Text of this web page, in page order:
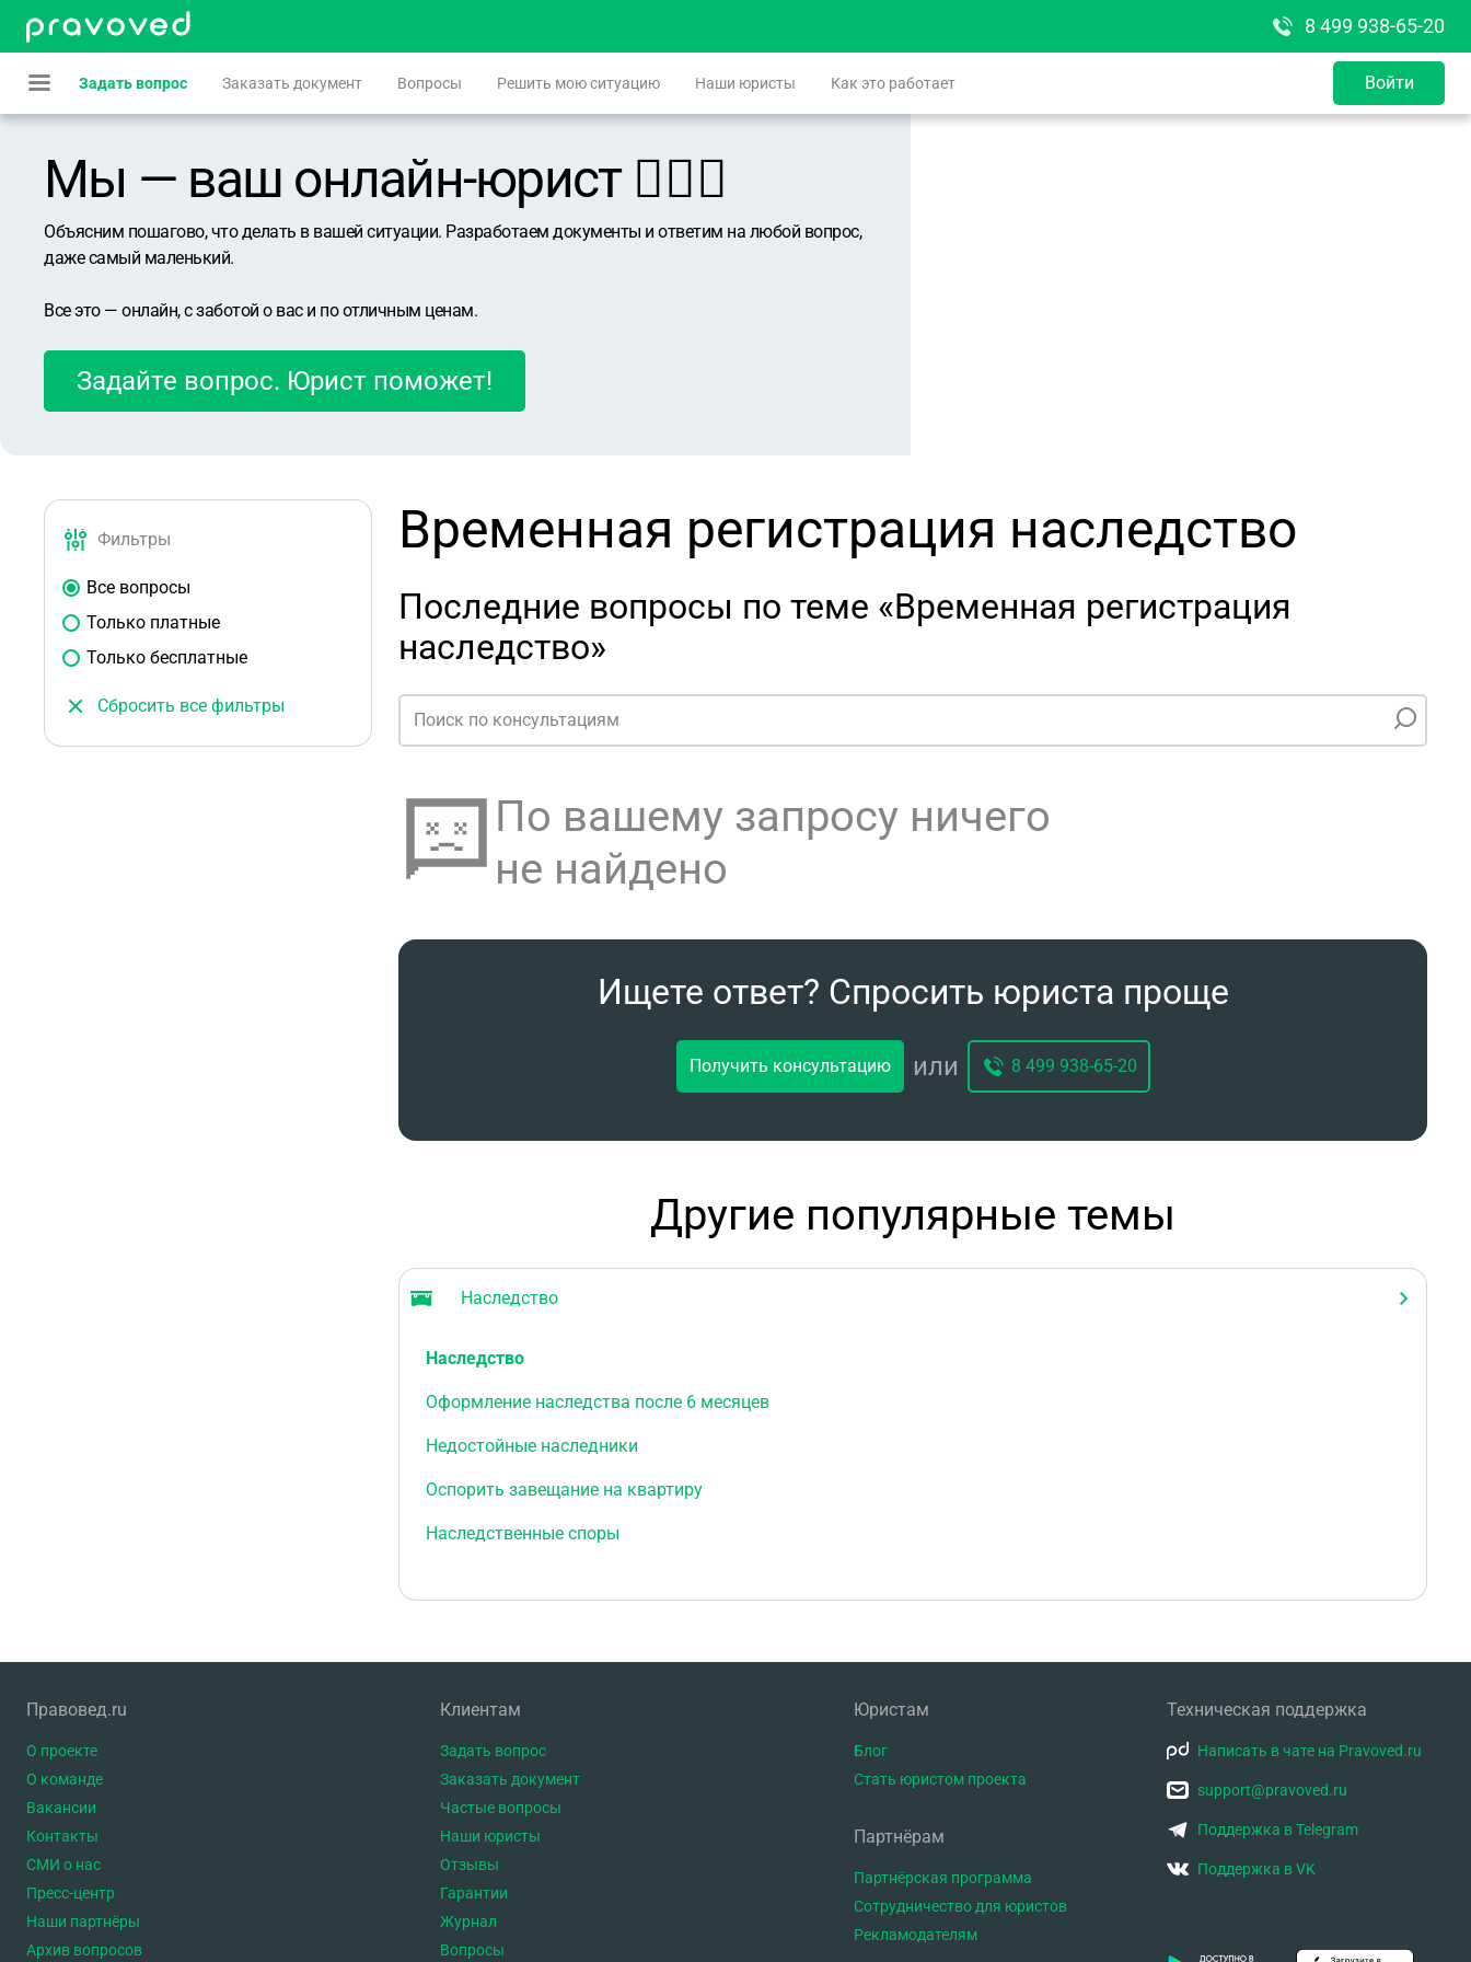
8 499 938-65-20
Задать вопрос Заказать документ Вопросы Решить мою ситуацию Наши юристы Как это работает Войти
Мы — ваш онлайн-юрист 👨🏻‍⚖️
Объясним пошагово, что делать в вашей ситуации. Разработаем документы и ответим на любой вопрос,
даже самый маленький.
Все это — онлайн, с заботой о вас и по отличным ценам.
Задайте вопрос. Юрист поможет!
Фильтры
Все вопросы
Только платные
Только бесплатные
Сбросить все фильтры
Временная регистрация наследство
Последние вопросы по теме «Временная регистрация
наследство»
По вашему запросу ничего
не найдено
Ищете ответ? Спросить юриста проще
Получить консультацию или 8 499 938-65-20
Другие популярные темы
Наследство
Наследство
Оформление наследства после 6 месяцев
Недостойные наследники
Оспорить завещание на квартиру
Наследственные споры
Правовед.ru
О проекте
О команде
Вакансии
Контакты
СМИ о нас
Пресс-центр
Наши партнёры
Архив вопросов
Клиентам
Задать вопрос
Заказать документ
Частые вопросы
Наши юристы
Отзывы
Гарантии
Журнал
Вопросы
Юристам
Блог
Стать юристом проекта
Партнёрам
Партнёрская программа
Сотрудничество для юристов
Рекламодателям
Техническая поддержка
Написать в чате на Pravoved.ru
support@pravoved.ru
Поддержка в Telegram
Поддержка в VK